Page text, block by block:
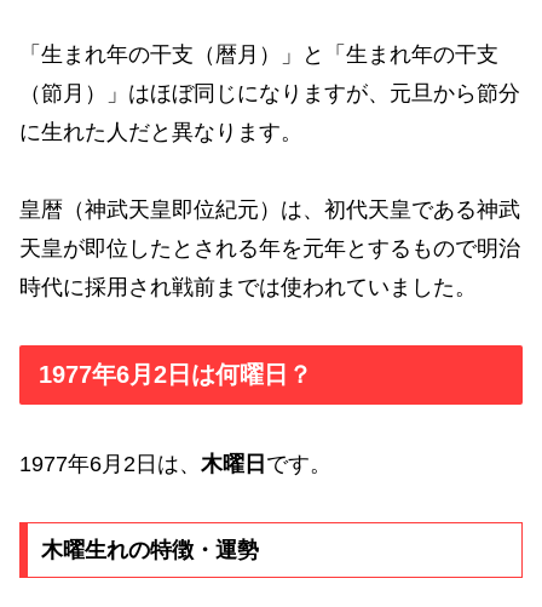
「生まれ年の干支（暦月）」と「生まれ年の干支
（節月）」はほぼ同じになりますが、元旦から節分
に生れた人だと異なります。
皇暦（神武天皇即位紀元）は、初代天皇である神武
天皇が即位したとされる年を元年とするもので明治
時代に採用され戦前までは使われていました。
1977年6月2日は何曜日？
1977年6月2日は、 木曜日 です。
木曜生れの特徴・運勢